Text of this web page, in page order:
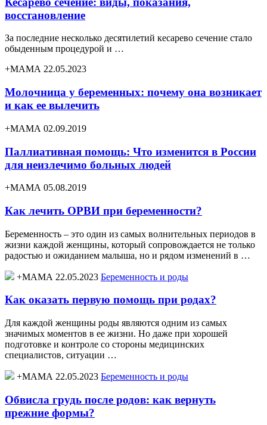
восстановление
За последние несколько десятилетий кесарево сечение стало
обыденным процедурой и …
+МАМА 22.05.2023
Молочница у беременных: почему она возникает
и как ее вылечить
+МАМА 02.09.2019
Паллиативная помощь: Что изменится в России
для неизлечимо больных людей
+МАМА 05.08.2019
Как лечить ОРВИ при беременности?
Беременность – это один из самых волнительных периодов в
жизни каждой женщины, который сопровождается не только
радостью и ожиданием малыша, но и рядом изменений в …
+МАМА 22.05.2023 Беременность и роды
Как оказать первую помощь при родах?
Для каждой женщины роды являются одним из самых
значимых моментов в ее жизни. Но даже при хорошей
подготовке и контроле со стороны медицинских
специалистов, ситуации …
+МАМА 22.05.2023 Беременность и роды
Обвисла грудь после родов: как вернуть
прежние формы?